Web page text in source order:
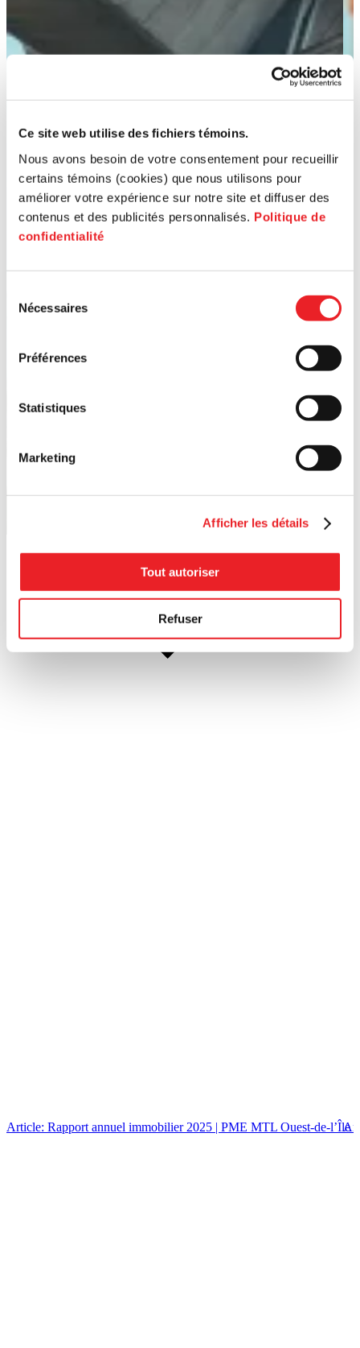
Ce site web utilise des fichiers témoins.
Nous avons besoin de votre consentement pour recueillir
certains témoins (cookies) que nous utilisons pour
améliorer votre expérience sur notre site et diffuser des
contenus et des publicités personnalisés. Politique de
confidentialité
Nécessaires
Préférences
Statistiques
Marketing
Afficher les détails
Tout autoriser
Refuser
Article: Rapport annuel immobilier 2025 | PME MTL Ouest-de-l’Île